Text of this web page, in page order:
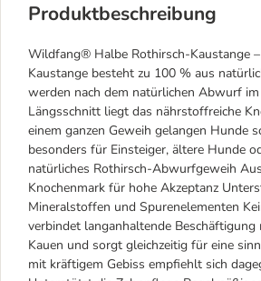
Produktbeschreibung
Wildfang® Halbe Rothirsch-Kaustange
Kaustange besteht zu 100 % aus
werden nach dem natürlichen Abwurf
Längsschnitt liegt das nährstoffreiche
einem ganzen Geweih gelangen Hunde
besonders für Einsteiger, ältere Hunde
natürliches Rothirsch-Abwurfgeweih
Knochenmark für hohe Akzeptanz
Mineralstoffen und Spurenelementen
verbindet langanhaltende
Kauen und sorgt gleichzeitig für eine
mit kräftigem Gebiss empfiehlt sich